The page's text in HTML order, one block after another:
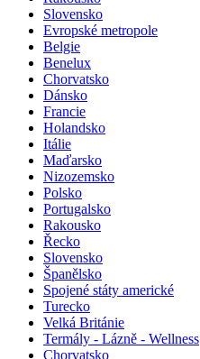
Slovensko
Evropské metropole
Belgie
Benelux
Chorvatsko
Dánsko
Francie
Holandsko
Itálie
Maďarsko
Nizozemsko
Polsko
Portugalsko
Rakousko
Řecko
Slovensko
Španělsko
Spojené státy americké
Turecko
Velká Británie
Termály - Lázně - Wellness
Chorvatsko